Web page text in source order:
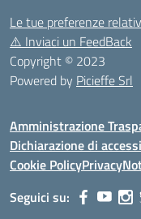
Le tue preferenze
⚠️ Inviaci un FeedBack
Copyright © 2023
Powered by Picieffe Srl
Amministrazione
Dichiarazione di
Cookie PolicyPrivacy
Seguici su: